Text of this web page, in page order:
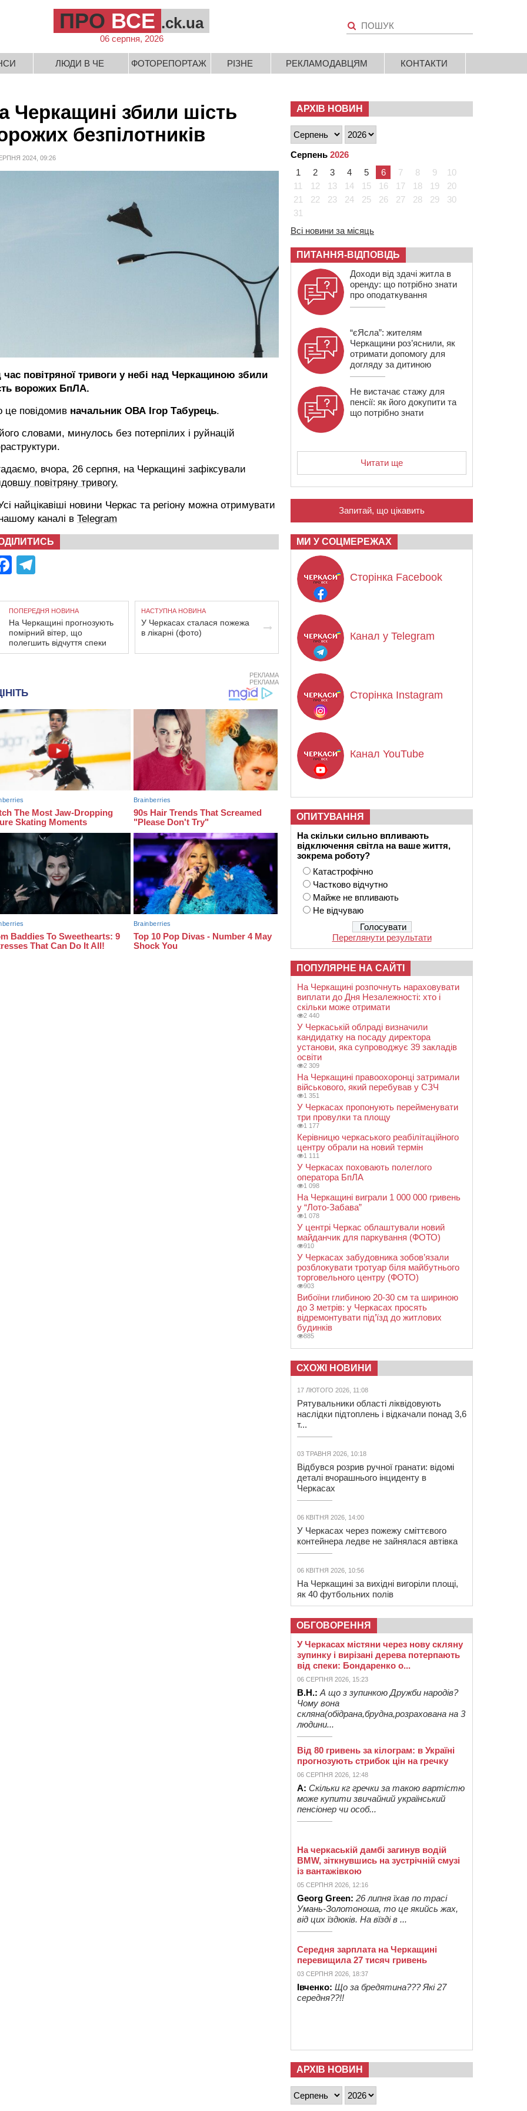
ПРО ВСЕ .ck.ua
06 серпня, 2026
ЛЮДИ В ЧЕ ФОТОРЕПОРТАЖ РІЗНЕ РЕКЛАМОДАВЦЯМ КОНТАКТИ
Черкащині збили шість
безпілотників
2024, 09:26
час повітряної тривоги у небі над Черкащиною збили
ворожих БпЛА.
це повідомив начальник ОВА Ігор Табурець.
словами, минулось без потерпілих і руйнацій
вчора, 26 серпня, на Черкащині зафіксували
повітряну тривогу.
найцікавіші новини Черкас та регіону можна отримувати
каналі в Telegram
Facebook
ПОПЕРЕДНЯ НОВИНА
На Черкащині прогнозують
помірний вітер, що
полегшить відчуття спеки
НАСТУПНА НОВИНА
У Черкасах сталася пожежа
в лікарні (фото)
РЕКЛАМА
РЕКЛАМА
АРХІВ НОВИН
Серпень 2026
1
2 3 4 5 6 7 8 9
10
11
12 13 14 15 16 17 18 19
20
21
22 23 24 25 26 27 28 29
30
31
Всі новини за місяць
ПИТАННЯ-ВІДПОВІДЬ
Доходи від здачі житла в
оренду: що потрібно знати
про оподаткування
“єЯсла”: жителям
Черкащини роз’яснили, як
отримати допомогу для
догляду за дитиною
Не вистачає стажу для
пенсії: як його докупити та
що потрібно знати
Читати ще
Запитай, що цікавить
МИ У СОЦМЕРЕЖАХ
Сторінка Facebook
Канал у Telegram
Сторінка Instagram
Канал YouTube
ОПИТУВАННЯ
На скільки сильно впливають
відключення світла на ваше життя,
зокрема роботу?
Катастрофічно
Частково відчутно
Майже не впливають
Не відчуваю
Переглянути результати
ПОПУЛЯРНЕ НА САЙТІ
На Черкащині розпочнуть нараховувати
виплати до Дня Незалежності: хто і
скільки може отримати
2 440
У Черкаській облраді визначили
кандидатку на посаду директора
установи, яка супроводжує 39 закладів
освіти
2 309
На Черкащині правоохоронці затримали
військового, який перебував у СЗЧ
1 351
У Черкасах пропонують перейменувати
три провулки та площу
1 177
Керівницю черкаського реабілітаційного
центру обрали на новий термін
1 111
У Черкасах поховають полеглого
оператора БпЛА
1 098
На Черкащині виграли 1 000 000 гривень
у “Лото-Забава”
1 078
У центрі Черкас облаштували новий
майданчик для паркування (ФОТО)
910
У Черкасах забудовника зобов’язали
розблокувати тротуар біля майбутнього
торговельного центру (ФОТО)
903
Вибоїни глибиною 20-30 см та шириною
до 3 метрів: у Черкасах просять
відремонтувати під’їзд до житлових
будинків
885
СХОЖІ НОВИНИ
17 ЛЮТОГО 2026, 11:08
Рятувальники області ліквідовують
наслідки підтоплень і відкачали понад 3,6
т...
03 ТРАВНЯ 2026, 10:18
Відбувся розрив ручної гранати: відомі
деталі вчорашнього інциденту в
Черкасах
06 КВІТНЯ 2026, 14:00
У Черкасах через пожежу сміттєвого
контейнера ледве не зайнялася автівка
06 КВІТНЯ 2026, 10:56
На Черкащині за вихідні вигоріли площі,
як 40 футбольних полів
ОБГОВОРЕННЯ
У Черкасах містяни через нову скляну
зупинку і вирізані дерева потерпають
від спеки: Бондаренко о...
06 СЕРПНЯ 2026, 15:23
В.Н.: А що з зупинкою Дружби народів?
Чому вона
скляна(обідрана,брудна,розрахована на 3
людини...
Від 80 гривень за кілограм: в Україні
прогнозують стрибок цін на гречку
06 СЕРПНЯ 2026, 12:48
А: Скільки кг гречки за такою вартістю
може купити звичайний український
пенсіонер чи особ...
На черкаській дамбі загинув водій
BMW, зіткнувшись на зустрічній смузі
із вантажівкою
05 СЕРПНЯ 2026, 12:16
Georg Green: 26 липня їхав по трасі
Умань-Золотоноша, то це якийсь жах,
від цих їздюків. На вїзді в ...
Середня зарплата на Черкащині
перевищила 27 тисяч гривень
03 СЕРПНЯ 2026, 18:37
Івченко: Що за бредятина??? Які 27
середня??!!
АРХІВ НОВИН